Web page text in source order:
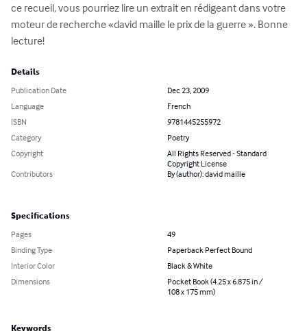
ce recueil, vous pourriez lire un extrait en rédigeant dans votre
moteur de recherche «david maille le prix de la guerre ». Bonne
lecture!
Details
Publication Date
Dec 23, 2009
Language
French
ISBN
9781445255972
Category
Poetry
Copyright
All Rights Reserved - Standard
Copyright License
Contributors
By (author): david maille
Specifications
Pages
49
Binding Type
Paperback Perfect Bound
Interior Color
Black & White
Dimensions
Pocket Book (4.25 x 6.875 in /
108 x 175 mm)
Keywords